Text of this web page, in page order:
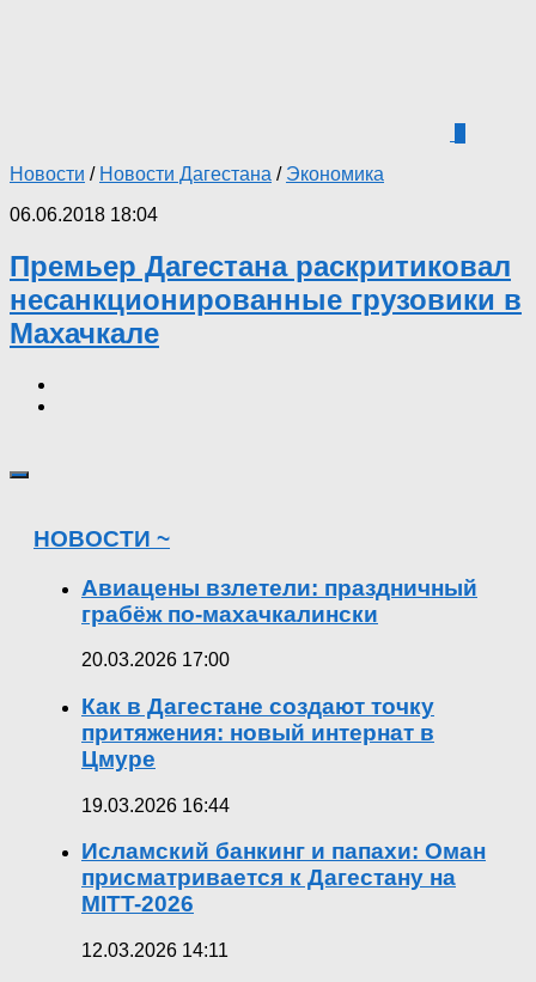
Новости / Новости Дагестана / Экономика
06.06.2018 18:04
Премьер Дагестана раскритиковал
несанкционированные грузовики в
Махачкале
НОВОСТИ ~
Авиацены взлетели: праздничный
грабёж по-махачкалински
20.03.2026 17:00
Как в Дагестане создают точку
притяжения: новый интернат в
Цмуре
19.03.2026 16:44
Исламский банкинг и папахи: Оман
присматривается к Дагестану на
MITT-2026
12.03.2026 14:11